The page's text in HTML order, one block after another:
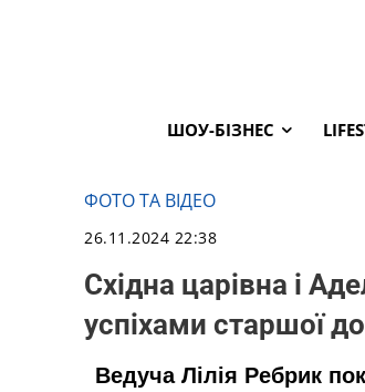
ШОУ-БІЗНЕС
ФОТО ТА ВІДЕО
26.11.2024 22:38
Східна царівна і
успіхами старшої
Ведуча Лілія Ребрик